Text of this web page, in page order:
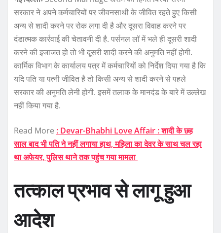
सरकार ने अपने कर्मचारियों पर जीवनसाथी के जीवित रहते हुए किसी
अन्य से शादी करने पर रोक लगा दी है और दूसरा विवाह करने पर
दंडात्मक कार्रवाई की चेतावनी दी है. पर्सनल लॉ में भले ही दूसरी शादी
करने की इजाजत हो तो भी दूसरी शादी करने की अनुमति नहीं होगी.
कार्मिक विभाग के कार्यालय पत्र में कर्मचारियों को निर्देश दिया गया है कि
यदि पति या पत्नी जीवित है तो किसी अन्य से शादी करने से पहले
सरकार की अनुमति लेनी होगी. इसमें तलाक के मानदंड के बारे में उल्लेख
नहीं किया गया है.
Read More : Devar-Bhabhi Love Affair : शादी के छह
साल बाद भी पति ने नहीं लगाया हाथ, महिला का देवर के साथ चल रहा
था अफेयर, पुलिस थाने तक पहुंच गया मामला
तत्काल प्रभाव से लागू हुआ
आदेश